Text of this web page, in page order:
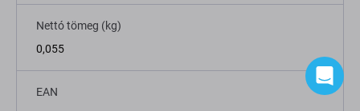
Nettó tömeg (kg)
0,055
EAN